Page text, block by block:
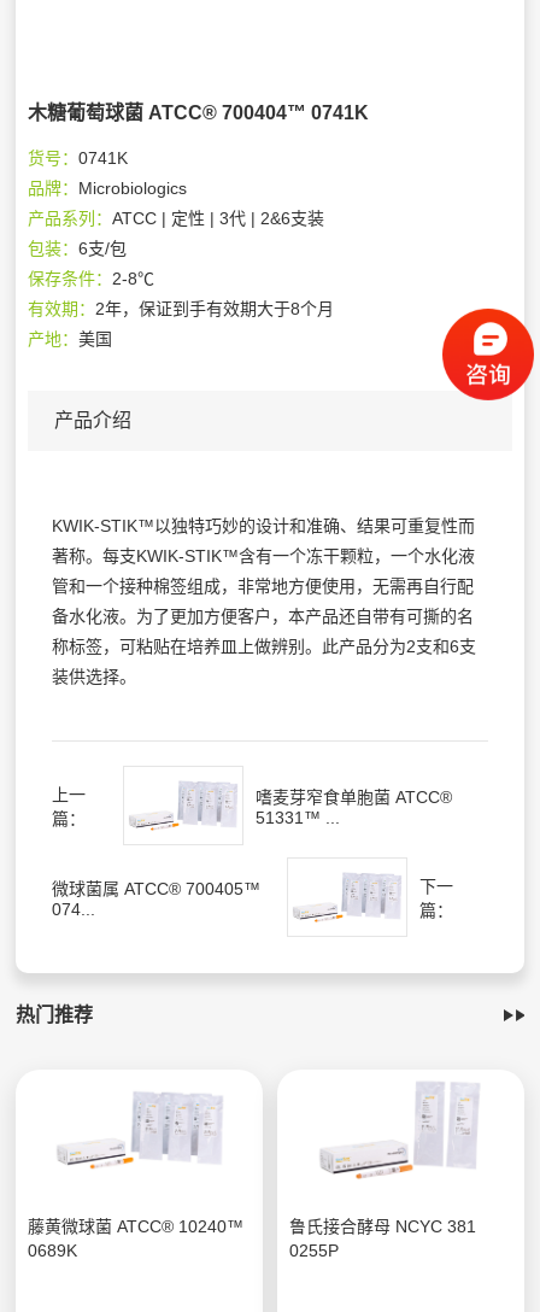
木糖葡萄球菌 ATCC® 700404™ 0741K
货号：0741K
品牌： Microbiologics
产品系列：ATCC | 定性 | 3代 | 2&6支装
包装：6支/包
保存条件： 2-8℃
有效期： 2年，保证到手有效期大于8个月
产地：美国
产品介绍
KWIK-STIK™以独特巧妙的设计和准确、结果可重复性而
著称。每支KWIK-STIK™含有一个冻干颗粒，一个水化液
管和一个接种棉签组成，非常地方便使用，无需再自行配
备水化液。为了更加方便客户，本产品还自带有可撕的名
称标签，可粘贴在培养皿上做辨别。此产品分为2支和6支
装供选择。
上一
篇：
嗜麦芽窄食单胞菌 ATCC®
51331™ ...
微球菌属 ATCC® 700405™
074...
下一
篇：
热门推荐
藤黄微球菌 ATCC® 10240™
0689K
鲁氏接合酵母 NCYC 381
0255P